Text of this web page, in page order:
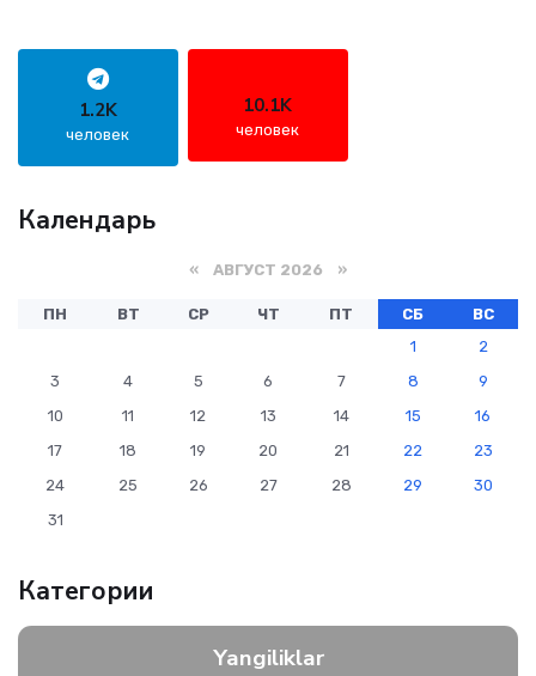
1.2K
человек
10.1K
человек
Календарь
« АВГУСТ 2026 »
ПН ВТ СР ЧТ ПТ СБ
ВС
1
2
3
4 5 6 7 8
9
10
11 12 13 14 15
16
17
18 19 20 21 22
23
24
25 26 27 28 29
30
31
Категории
Yangiliklar